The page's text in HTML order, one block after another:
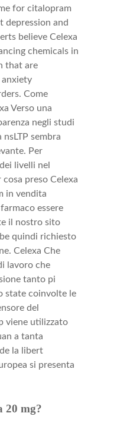
for citalopram
depression and
believe Celexa
chemicals in
that are
Come
Verso una
negli studi
sembra
Per
livelli nel
preso Celexa
in vendita
essere
il nostro sito
quindi richiesto
Celexa Che
lavoro che
tanto pi
state coinvolte le
del
viene utilizzato
a tanta
la libert
si presenta
20 mg?